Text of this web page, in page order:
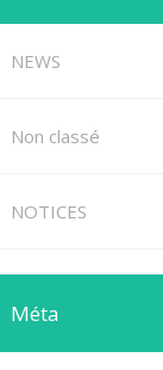
NEWS
Non classé
NOTICES
Méta